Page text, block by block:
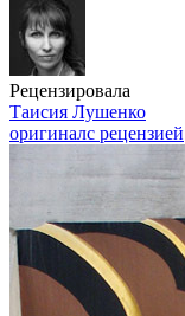
Рецензировала
Таисия Лушенко
оригиналс рецензией